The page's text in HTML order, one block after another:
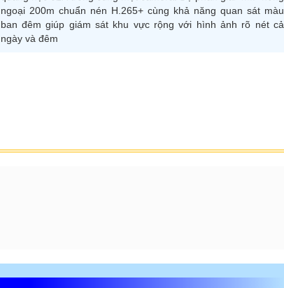
ngoại 200m chuẩn nén H.265+ cùng khả năng quan sát màu
ban đêm giúp giám sát khu vực rộng với hình ảnh rõ nét cả
ngày và đêm